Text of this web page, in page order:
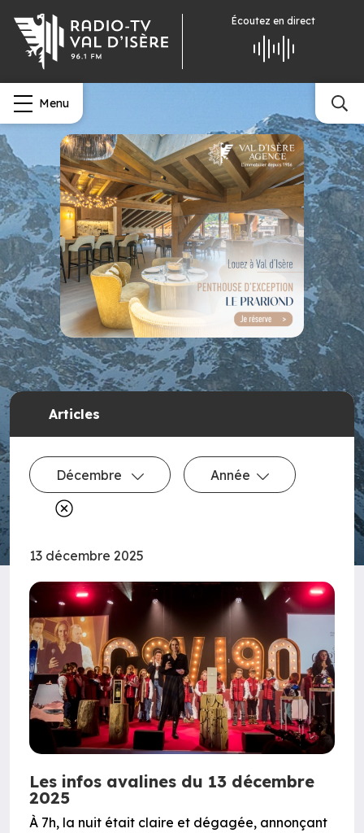
Écoutez en direct
Menu
Articles
Décembre Année
13 décembre 2025
Les infos avalines du 13 décembre
2025
À 7h, la nuit était claire et dégagée, annonçant